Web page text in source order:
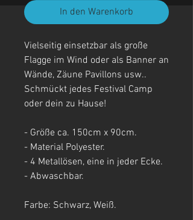
In den Warenkorb
Vielseitig einsetzbar als große
Flagge im Wind oder als Banner an
Wände, Zäune Pavillons usw..
Schmückt jedes Festival Camp
oder dein zu Hause!
- Größe ca. 150cm x 90cm.
- Material Polyester.
- 4 Metallösen, eine in jeder Ecke.
- Abwaschbar.
Farbe: Schwarz, Weiß.